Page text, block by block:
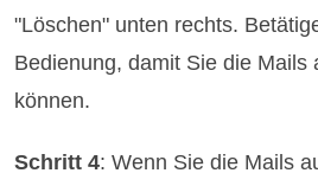
"Löschen" unten rechts.
Bedienung, damit Sie die Mails
können.
Schritt 4: Wenn Sie die Mails